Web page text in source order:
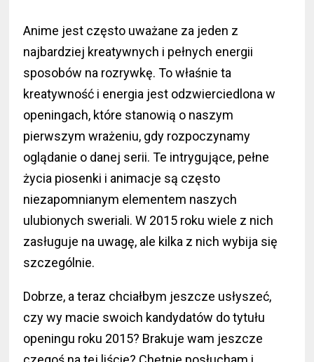
Anime jest często uważane za jeden z
najbardziej kreatywnych i pełnych energii
sposobów na rozrywkę. To właśnie ta
kreatywność i energia jest odzwierciedlona w
openingach, które stanowią o naszym
pierwszym wrażeniu, gdy rozpoczynamy
oglądanie o danej serii. Te intrygujące, pełne
życia piosenki i animacje są często
niezapomnianym elementem naszych
ulubionych sweriali. W 2015 roku wiele z nich
zasługuje na uwagę, ale kilka z nich wybija się
szczególnie.
Dobrze, a teraz chciałbym jeszcze usłyszeć,
czy wy macie swoich kandydatów do tytułu
openingu roku 2015? Brakuje wam jeszcze